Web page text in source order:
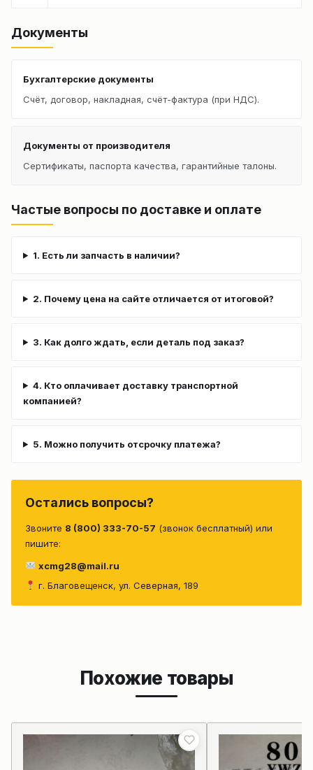
Документы
Бухгалтерские документы
Счёт, договор, накладная, счёт-фактура (при НДС).
Документы от производителя
Сертификаты, паспорта качества, гарантийные талоны.
Частые вопросы по доставке и оплате
1. Есть ли запчасть в наличии?
2. Почему цена на сайте отличается от итоговой?
3. Как долго ждать, если деталь под заказ?
4. Кто оплачивает доставку транспортной
компанией?
5. Можно получить отсрочку платежа?
Остались вопросы?
Звоните 8 (800) 333-70-57 (звонок бесплатный) или
пишите:
xcmg28@mail.ru
г. Благовещенск, ул. Северная, 189
Похожие товары